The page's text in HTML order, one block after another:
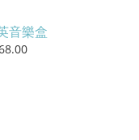
音樂盒